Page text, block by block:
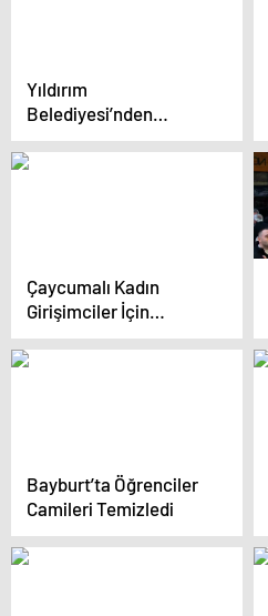
Yıldırım
Belediyesi’nden
Bayram Öncesi İhtiyaç
Sahiplerine Hediye
Çaycumalı Kadın
Girişimciler İçin
Mağaza Açılışı
Bayburt’ta Öğrenciler
Camileri Temizledi